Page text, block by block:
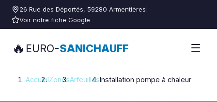
26 Rue des Déportés, 59280 Armentières
Voir notre fiche Google
🔥 EURO-SANICHAUFF
AccueilZonesArfeuillesInstallation pompe à chaleur